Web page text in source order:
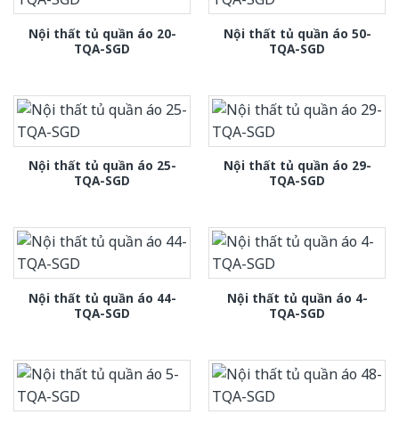
Nội thất tủ quần áo 20-
TQA-SGD
Nội thất tủ quần áo 50-
TQA-SGD
Nội thất tủ quần áo 25-
TQA-SGD
Nội thất tủ quần áo 29-
TQA-SGD
Nội thất tủ quần áo 44-
TQA-SGD
Nội thất tủ quần áo 4-
TQA-SGD